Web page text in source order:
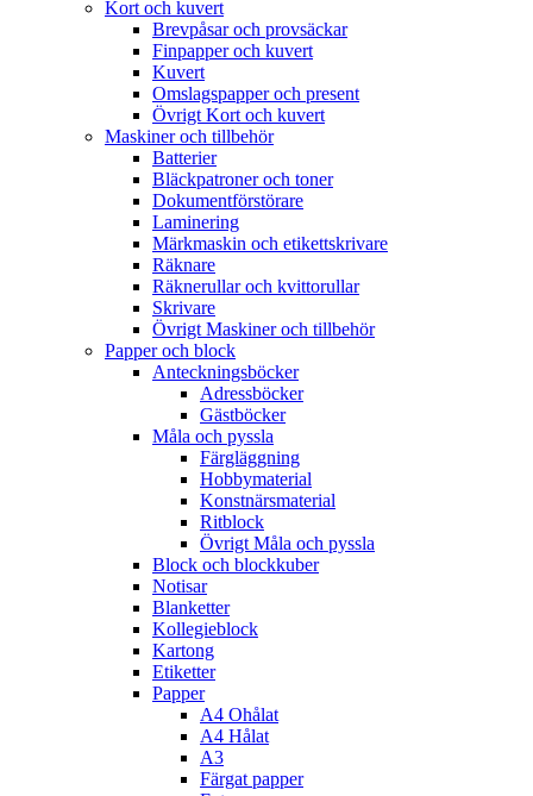
Kort och kuvert
Brevpåsar och provsäckar
Finpapper och kuvert
Kuvert
Omslagspapper och present
Övrigt Kort och kuvert
Maskiner och tillbehör
Batterier
Bläckpatroner och toner
Dokumentförstörare
Laminering
Märkmaskin och etikettskrivare
Räknare
Räknerullar och kvittorullar
Skrivare
Övrigt Maskiner och tillbehör
Papper och block
Anteckningsböcker
Adressböcker
Gästböcker
Måla och pyssla
Färgläggning
Hobbymaterial
Konstnärsmaterial
Ritblock
Övrigt Måla och pyssla
Block och blockkuber
Notisar
Blanketter
Kollegieblock
Kartong
Etiketter
Papper
A4 Ohålat
A4 Hålat
A3
Färgat papper